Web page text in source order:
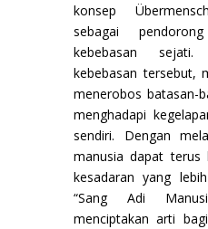
konsep
sebagai
kebebasan
kebebasan tersebut,
menerobos batasan-
menghadapi
sendiri. Dengan
manusia dapat terus
kesadaran yang
“Sang Adi
menciptakan arti